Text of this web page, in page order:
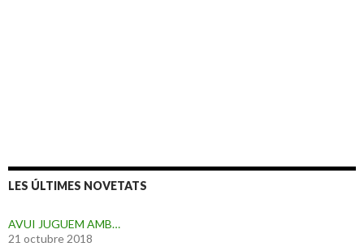
LES ÚLTIMES NOVETATS
AVUI JUGUEM AMB…
21 octubre 2018